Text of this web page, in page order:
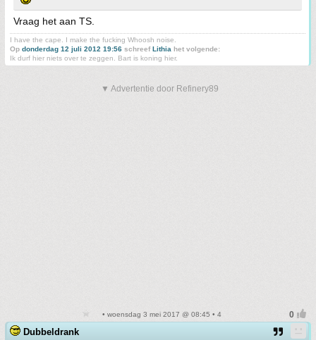
Vraag het aan TS.
I have the cape. I make the fucking Whoosh noise.
Op donderdag 12 juli 2012 19:56 schreefLithia het volgende:
Ik durf hier niets over te zeggen. Bart is koning hier.
▼ Advertentie door Refinery89
• woensdag 3 mei 2017 @ 08:45 • 4
Dubbeldrank